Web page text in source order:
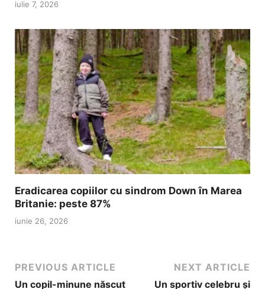
iulie 7, 2026
Eradicarea copiilor cu sindrom Down în Marea
Britanie: peste 87%
iunie 26, 2026
PREVIOUS ARTICLE
Un copil-minune născut
NEXT ARTICLE
Un sportiv celebru și